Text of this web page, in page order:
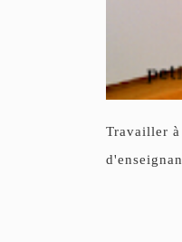
Travailler